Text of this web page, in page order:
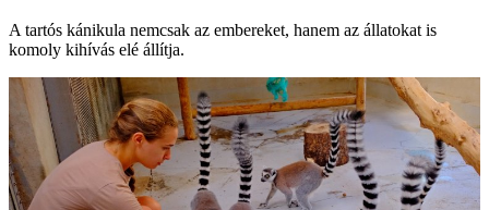
A tartós kánikula nemcsak az embereket, hanem az állatokat is
komoly kihívás elé állítja.